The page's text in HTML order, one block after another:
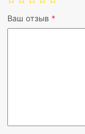
Совместимость с
Ваш отзыв *